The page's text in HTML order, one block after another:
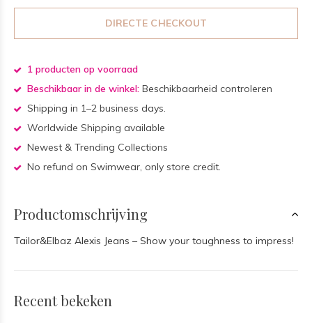
DIRECTE CHECKOUT
1 producten op voorraad
Beschikbaar in de winkel: Beschikbaarheid controleren
Shipping in 1–2 business days.
Worldwide Shipping available
Newest & Trending Collections
No refund on Swimwear, only store credit.
Productomschrijving
Tailor&Elbaz Alexis Jeans – Show your toughness to impress!
Recent bekeken